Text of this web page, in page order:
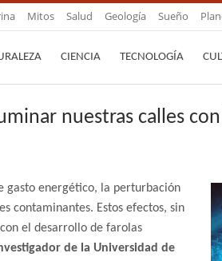
Mitos Salud Geología Sueño
CIENCIA TECNOLOGÍA
nuestras calles con
gasto energético, la perturbación
contaminantes. Estos efectos, sin
el desarrollo de farolas
de la Universidad de